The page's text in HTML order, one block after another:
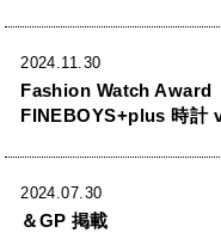
2024.11.30
Fashion Watch Award
FINEBOYS+plus 時計
2024.07.30
＆GP 掲載